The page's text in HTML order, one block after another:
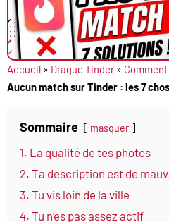
Accueil » Drague Tinder »
Aucun match sur Tinder : les 7
Sommaire masquer
1. La qualité de tes photos
2. Ta description est de
3. Tu vis loin de la ville
4. Tu n’es pas assez actif